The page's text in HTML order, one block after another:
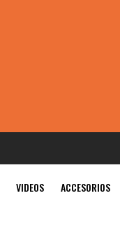
VIDEOS ACCESORIOS